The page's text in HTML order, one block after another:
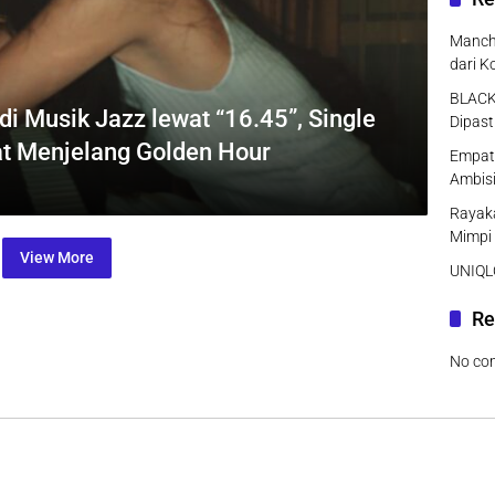
Musik Jazz lewat “16.45”, Single
Menjelang Golden Hour
View More
dari
Mimpi
No